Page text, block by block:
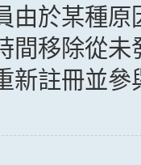
由於某種
間移除從
新註冊並參